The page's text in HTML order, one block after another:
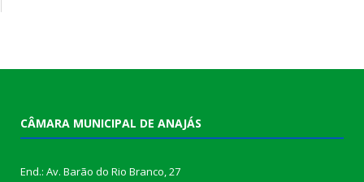
CÂMARA MUNICIPAL DE ANAJÁS
End.: Av. Barão do Rio Branco, 27